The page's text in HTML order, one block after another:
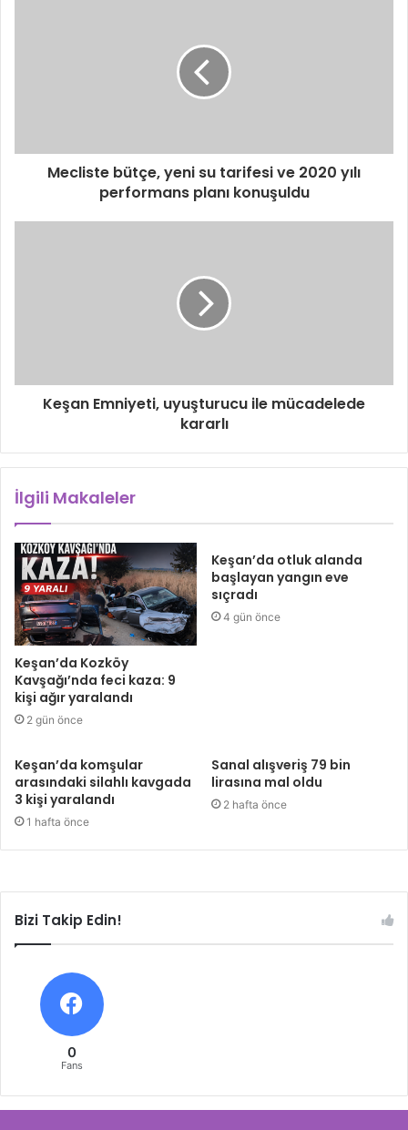
Mecliste bütçe, yeni su tarifesi ve 2020 yılı
performans planı konuşuldu
Keşan Emniyeti, uyuşturucu ile mücadelede
kararlı
İlgili Makaleler
Keşan’da Kozköy
Kavşağı’nda feci kaza: 9
kişi ağır yaralandı
2 gün önce
Keşan’da otluk alanda
başlayan yangın eve
sıçradı
4 gün önce
Keşan’da komşular
arasındaki silahlı kavgada
3 kişi yaralandı
1 hafta önce
Sanal alışveriş 79 bin
lirasına mal oldu
2 hafta önce
Bizi Takip Edin!
0
Fans